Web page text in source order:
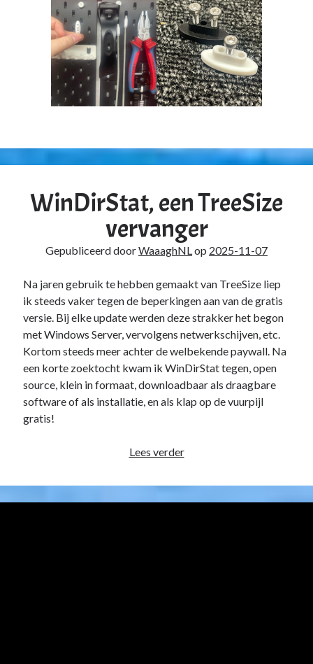
WinDirStat, een TreeSize
vervanger
Gepubliceerd doorWaaaghNL op 2025-11-07
Na jaren gebruik te hebben gemaakt van TreeSize liep
ik steeds vaker tegen de beperkingen aan van de gratis
versie. Bij elke update werden deze strakker het begon
met Windows Server, vervolgens netwerkschijven, etc.
Kortom steeds meer achter de welbekende paywall. Na
een korte zoektocht kwam ik WinDirStat tegen, open
source, klein in formaat, downloadbaar als draagbare
software of als installatie, en als klap op de vuurpijl
gratis!
Lees verderWinDirStat,
TreeSize
vervanger